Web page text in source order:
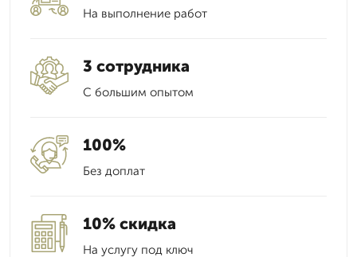
На выполнение работ
3 сотрудника
С большим опытом
100%
Без доплат
10% скидка
На услугу под ключ